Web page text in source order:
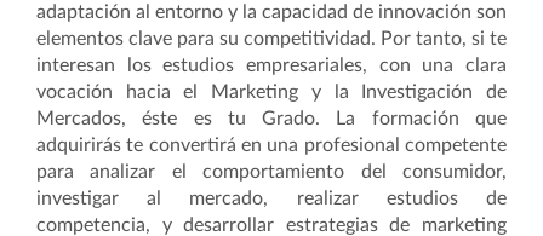
adaptación al entorno y la capacidad de innovación son
elementos clave para su competitividad. Por tanto, si te
interesan los estudios empresariales, con una clara
vocación hacia el Marketing y la Investigación de
Mercados, éste es tu Grado. La formación que
adquirirás te convertirá en una profesional competente
para analizar el comportamiento del consumidor,
investigar al mercado, realizar estudios de
competencia, y desarrollar estrategias de marketing